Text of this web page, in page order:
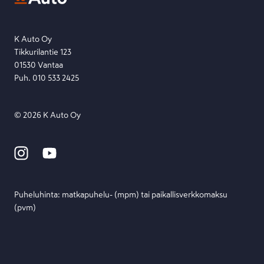
Etsi toimipiste
K Auto Oy
Tikkurilantie 123
01530 Vantaa
Puh. 010 533 2425
© 2026 K Auto Oy
Puheluhinta: matka­puhelu- (mpm) tai paikallis­verkko­maksu
(pvm)